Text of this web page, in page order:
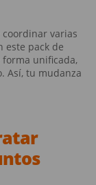
varias
este pack de
forma unificada,
Así, tu mudanza